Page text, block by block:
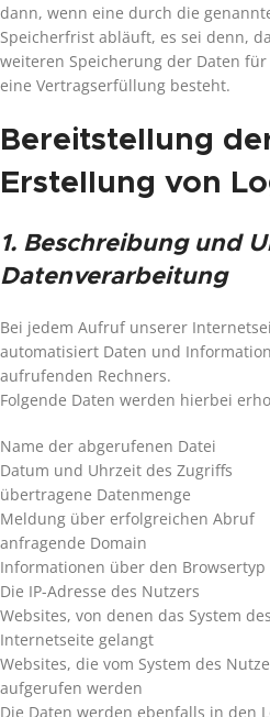
dann, wenn eine durch die
Speicherfrist abläuft, es sei denn,
weiteren Speicherung der Daten
eine Vertragserfüllung besteht.
Bereitstellung
Erstellung von
1. Beschreibung und
Datenverarbeitung
Bei jedem Aufruf unserer
automatisiert Daten und
aufrufenden Rechners.
Folgende Daten werden hierbei
Name der abgerufenen Datei
Datum und Uhrzeit des Zugriffs
übertragene Datenmenge
Meldung über erfolgreichen Abruf
anfragende Domain
Informationen über den
Die IP-Adresse des Nutzers
Websites, von denen das System
Internetseite gelangt
Websites, die vom System des
aufgerufen werden
Die Daten werden ebenfalls in den